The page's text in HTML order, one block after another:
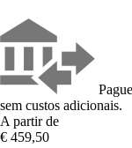
sem custos adicionais.
A partir de
€ 459,50